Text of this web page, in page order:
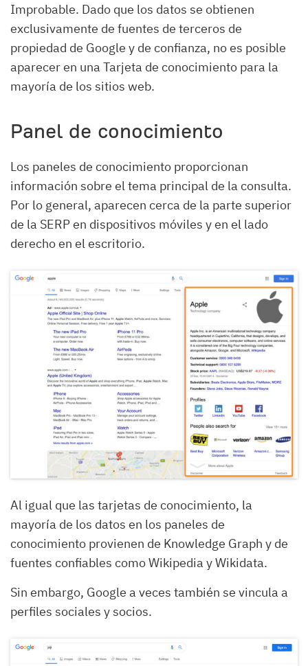
Improbable. Dado que los datos se obtienen
exclusivamente de fuentes de terceros de
propiedad de Google y de confianza, no es posible
aparecer en una Tarjeta de conocimiento para la
mayoría de los sitios web.
Panel de conocimiento
Los paneles de conocimiento proporcionan
información sobre el tema principal de la consulta.
Por lo general, aparecen cerca de la parte superior
de la SERP en dispositivos móviles y en el lado
derecho en el escritorio.
Al igual que las tarjetas de conocimiento, la
mayoría de los datos en los paneles de
conocimiento provienen de Knowledge Graph y de
fuentes confiables como Wikipedia y Wikidata.
Sin embargo, Google a veces también se vincula a
perfiles sociales y socios.